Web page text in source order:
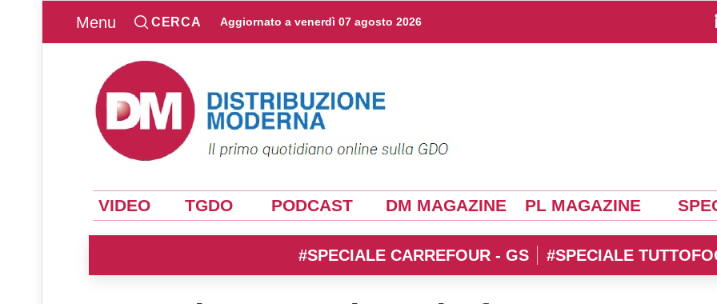
Menu CERCA Aggiornato a venerdì 07 agosto 2026
VIDEO TGDO PODCAST DM MAGAZINE PL MAGAZINE
#SPECIALE CARREFOUR - GS #SPECIALE